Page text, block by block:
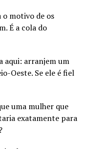
o motivo de os
É a cola do
aqui: arranjem um
Oeste. Se ele é fiel
uma mulher que
exatamente para